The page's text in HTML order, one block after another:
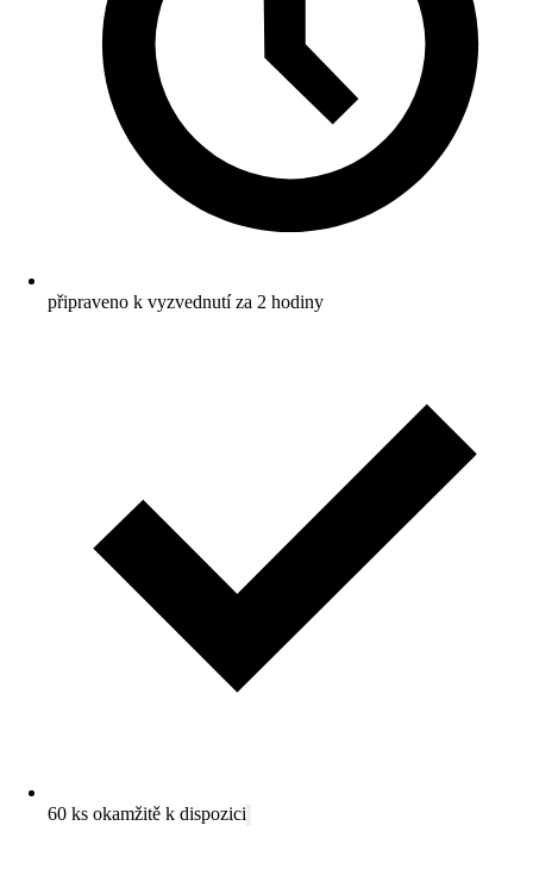
připraveno k vyzvednutí za 2 hodiny
60 ks okamžitě k dispozici